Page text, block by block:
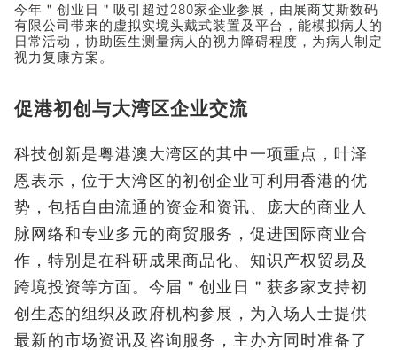
今年＂创业日＂吸引超过280家企业参展，由展商艾斯数码
有限公司带来的虚拟实境头戴式装置及平台，能模拟病人的
日常活动，协助医生测量病人的视力障碍程度，为病人制定
视力复康方案。
促港初创与大湾区企业交流
科技创新是粤港澳大湾区的其中一项重点，叶泽
恩表示，位于大湾区的初创企业可利用香港的优
势，包括自由流通的资金和资讯、庞大的商业人
脉网络和专业多元的商贸服务，促进国际商业合
作，特别是在科研成果商品化、知识产权贸易及
跨境投资等方面。今届＂创业日＂获多家支持初
创生态的组织及政府机构参展，为入场人士提供
最新的市场资讯及咨询服务，主办方同时准备了